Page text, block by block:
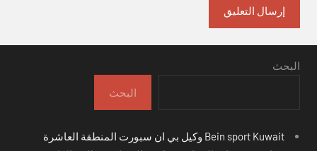
البحث
البحث